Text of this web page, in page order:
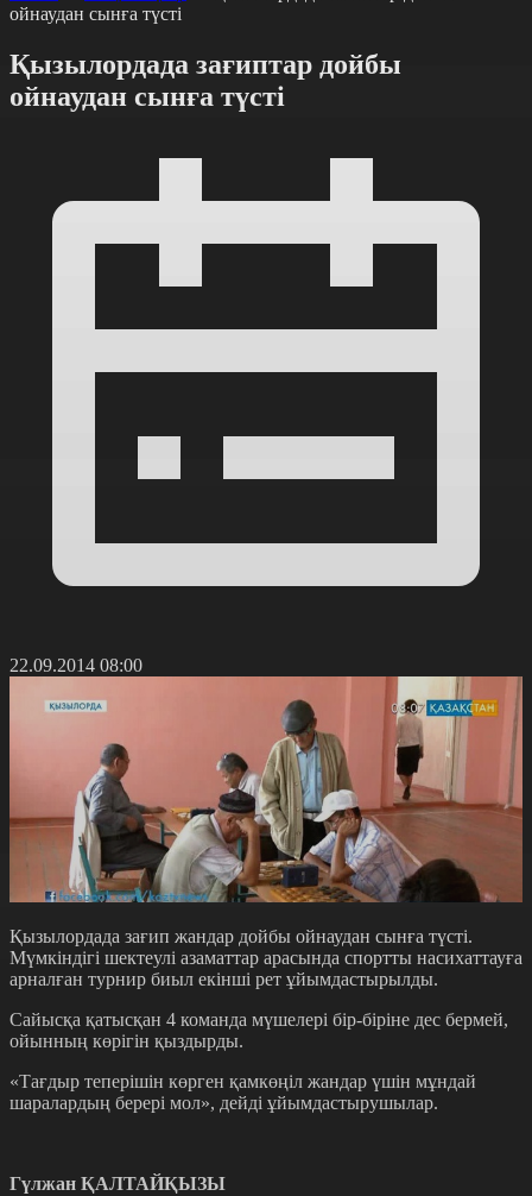
ойнаудан сынға түсті
Қызылордада зағиптар дойбы
ойнаудан сынға түсті
22.09.2014 08:00
Қызылордада зағип жандар дойбы ойнаудан сынға түсті.
Мүмкіндігі шектеулі азаматтар арасында спортты насихаттауға
арналған турнир биыл екінші рет ұйымдастырылды.
Сайысқа қатысқан 4 команда мүшелері бір-біріне дес бермей,
ойынның көрігін қыздырды.
«Тағдыр теперішін көрген қамкөңіл жандар үшін мұндай
шаралардың берері мол», дейді ұйымдастырушылар.
Гүлжан ҚАЛТАЙҚЫЗЫ